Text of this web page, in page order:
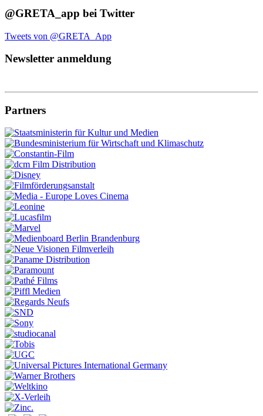
@GRETA_app bei Twitter
Tweets von @GRETA_App
Newsletter anmeldung
Partners